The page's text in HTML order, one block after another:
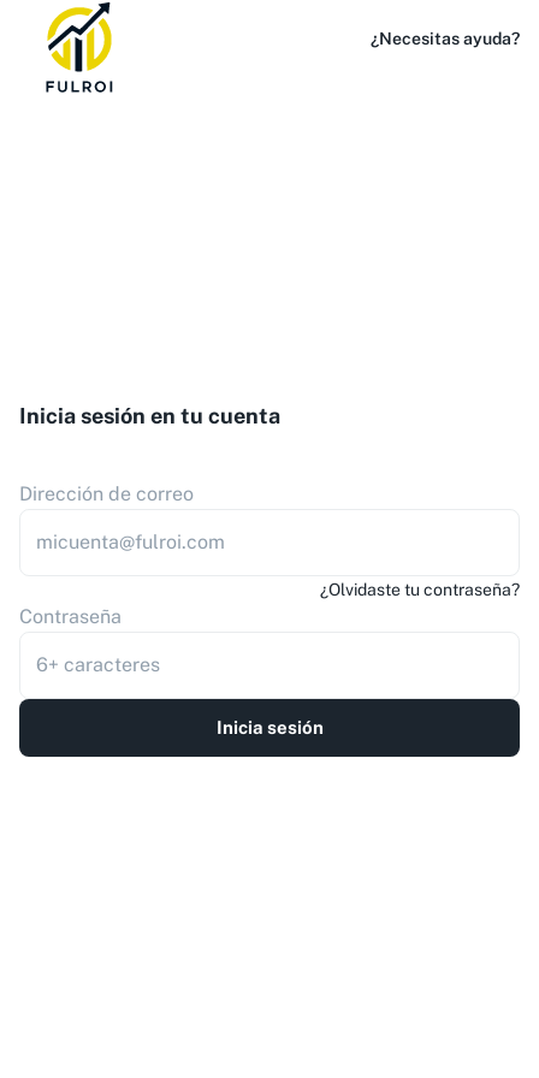
¿Necesitas ayuda?
Inicia sesión en tu cuenta
Dirección de correo
¿Olvidaste tu contraseña?
Contraseña
Inicia sesión